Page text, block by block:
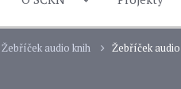
Žebříček audio knih Žebříček